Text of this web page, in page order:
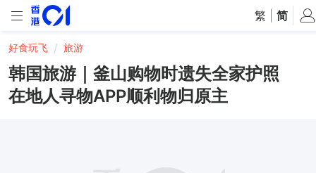
繁 简
好食玩飞 旅游
韩国旅游｜釜山购物时遗失全家护照
在地人寻物APP顺利物归原主